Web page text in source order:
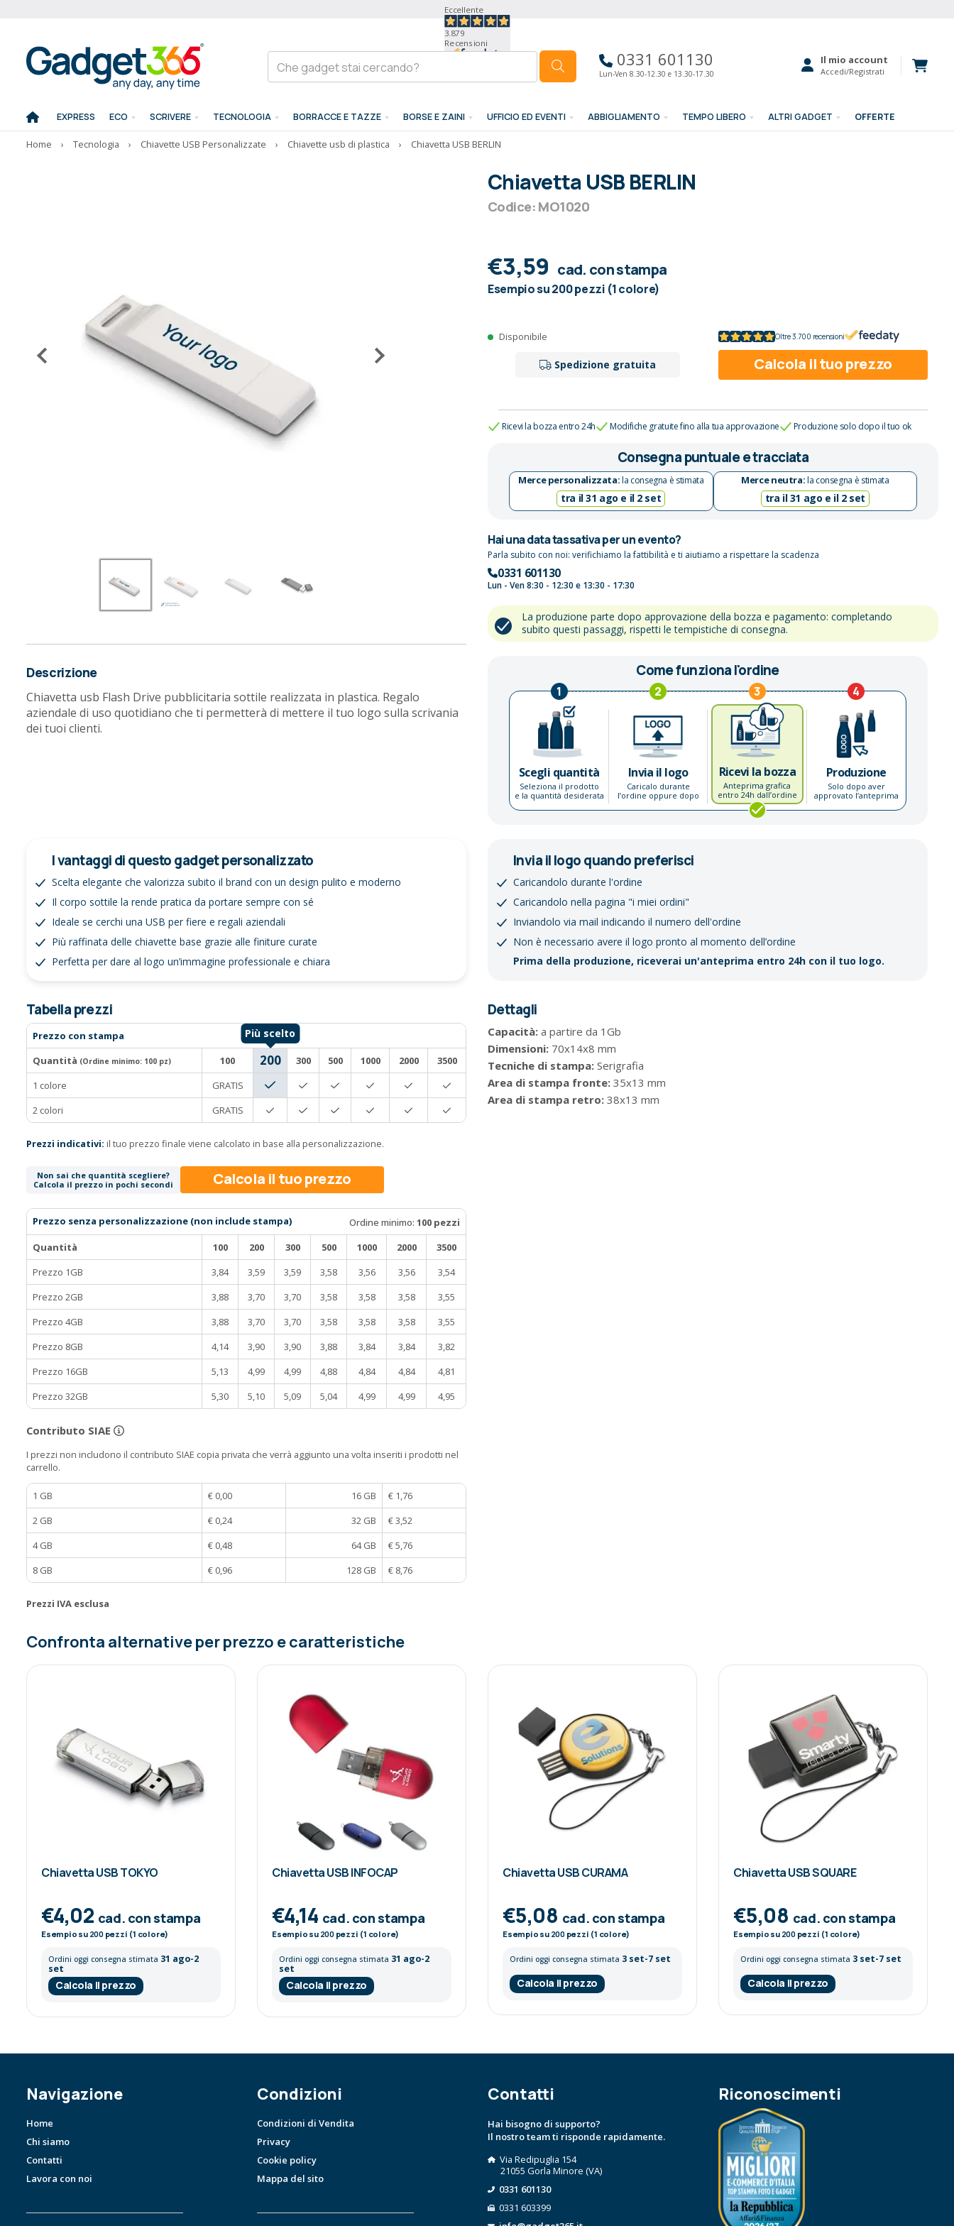
Eccellente
3.879
Recensioni
0331 601130
Lun-Ven 8.30-12.30 e 13.30-17.30
Il mio account
Accedi/Registrati
EXPRESS ECO SCRIVERE TECNOLOGIA BORRACCE E TAZZE BORSE E ZAINI UFFICIO ED EVENTI ABBIGLIAMENTO TEMPO LIBERO ALTRI GADGET OFFERTE
Home › Tecnologia › Chiavette USB Personalizzate › Chiavette usb di plastica › Chiavetta USB BERLIN
Descrizione
Chiavetta usb Flash Drive pubblicitaria sottile realizzata in plastica. Regalo
aziendale di uso quotidiano che ti permetterà di mettere il tuo logo sulla scrivania
dei tuoi clienti.
Chiavetta USB BERLIN
Codice: MO1020
€3,59 cad. con stampa
Esempio su 200 pezzi (1 colore)
Disponibile
Spedizione gratuita
Oltre 3.700 recensioni
Calcola il tuo prezzo
Ricevi la bozza entro 24h Modifiche gratuite fino alla tua approvazione Produzione solo dopo il tuo ok
Consegna puntuale e tracciata
Merce personalizzata:la consegna è stimata
tra il 31 ago e il 2 set
Merce neutra:la consegna è stimata
tra il 31 ago e il 2 set
Hai una data tassativa per un evento?
Parla subito con noi: verifichiamo la fattibilità e ti aiutiamo a rispettare la scadenza
0331 601130
Lun - Ven 8:30 - 12:30 e 13:30 - 17:30
La produzione parte dopo approvazione della bozza e pagamento: completando
subito questi passaggi, rispetti le tempistiche di consegna.
Come funziona l'ordine
1
Scegli quantità
Seleziona il prodotto
e la quantità desiderata
2
Invia il logo
Caricalo durante
l’ordine oppure dopo
3
Ricevi la bozza
Anteprima grafica
entro 24h dall’ordine
4
Produzione
Solo dopo aver
approvato l’anteprima
I vantaggi di questo gadget personalizzato
Scelta elegante che valorizza subito il brand con un design pulito e moderno
Il corpo sottile la rende pratica da portare sempre con sé
Ideale se cerchi una USB per fiere e regali aziendali
Più raffinata delle chiavette base grazie alle finiture curate
Perfetta per dare al logo un’immagine professionale e chiara
Tabella prezzi
Prezzo con stampa
Quantità (Ordine minimo: 100 pz) 100 200 300 500 1000 2000
3500
1 colore
GRATIS
2 colori
GRATIS
Prezzi indicativi: il tuo prezzo finale viene calcolato in base alla personalizzazione.
Non sai che quantità scegliere?
Calcola il prezzo in pochi secondi
Calcola il tuo prezzo
Prezzo senza personalizzazione (non include stampa) Ordine minimo: 100 pezzi
Quantità
100 200 300 500 1000 2000
3500
Prezzo 1GB
3,84 3,59 3,59 3,58 3,56 3,56
3,54
Prezzo 2GB
3,88 3,70 3,70 3,58 3,58 3,58
3,55
Prezzo 4GB
3,88 3,70 3,70 3,58 3,58 3,58
3,55
Prezzo 8GB
4,14 3,90 3,90 3,88 3,84 3,84
3,82
Prezzo 16GB
5,13 4,99 4,99 4,88 4,84 4,84
4,81
Prezzo 32GB
5,30 5,10 5,09 5,04 4,99 4,99 4,95
Contributo SIAE
I prezzi non includono il contributo SIAE copia privata che verrà aggiunto una volta inseriti i prodotti nel
carrello.
1 GB € 0,00 16 GB
€ 1,76
2 GB
€ 0,24 32 GB
€ 3,52
4 GB
€ 0,48 64 GB
€ 5,76
8 GB
€ 0,96 128 GB € 8,76
Prezzi IVA esclusa
Invia il logo quando preferisci
Caricandolo durante l'ordine
Caricandolo nella pagina "i miei ordini"
Inviandolo via mail indicando il numero dell'ordine
Non è necessario avere il logo pronto al momento dell’ordine
Prima della produzione, riceverai un'anteprima entro 24h con il tuo logo.
Dettagli
Capacità: a partire da 1Gb
Dimensioni: 70x14x8 mm
Tecniche di stampa: Serigrafia
Area di stampa fronte: 35x13 mm
Area di stampa retro: 38x13 mm
Confronta alternative per prezzo e caratteristiche
Chiavetta USB TOKYO
€4,02 cad. con stampa
Esempio su 200pezzi (1 colore)
Ordini oggi consegna stimata 31 ago-2
set
Calcola il prezzo
Chiavetta USB INFOCAP
€4,14 cad. con stampa
Esempio su 200pezzi (1 colore)
Ordini oggi consegna stimata 31 ago-2
set
Calcola il prezzo
Chiavetta USB CURAMA
€5,08 cad. con stampa
Esempio su 200pezzi (1 colore)
Ordini oggi consegna stimata 3 set-7 set
Calcola il prezzo
Chiavetta USB SQUARE
€5,08 cad. con stampa
Esempio su 200pezzi (1 colore)
Ordini oggi consegna stimata 3 set-7 set
Calcola il prezzo
Navigazione
Home
Chi siamo
Contatti
Lavora con noi
Condizioni
Condizioni di Vendita
Privacy
Cookie policy
Mappa del sito
Contatti
Hai bisogno di supporto?
Il nostro team ti risponde rapidamente.
Via Redipuglia 154
21055 Gorla Minore (VA)
0331 601130
0331 603399
Riconoscimenti